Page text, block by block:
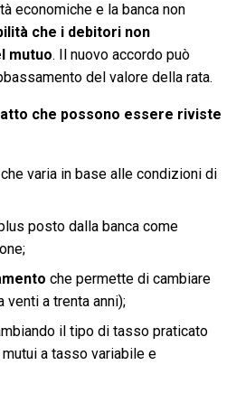
economiche e la banca non
che i debitori non
mutuo. Il nuovo accordo può
del valore della rata.
che possono essere riviste
che varia in base alle condizioni di
posto dalla banca come
che permette di cambiare
venti a trenta anni);
il tipo di tasso praticato
a tasso variabile e